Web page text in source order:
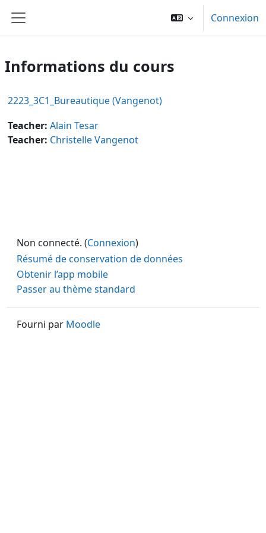
Panneau latéral
Connexion
Informations du cours
2223_3C1_Bureautique (Vangenot)
Teacher: Alain Tesar
Teacher: Christelle Vangenot
Non connecté. (Connexion)
Résumé de conservation de données
Obtenir l’app mobile
Passer au thème standard
Fourni par Moodle